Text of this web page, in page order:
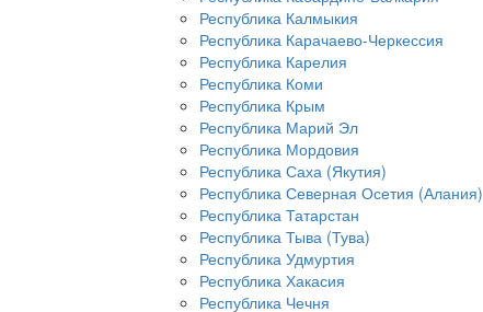
Республика Калмыкия
Республика Карачаево-Черкессия
Республика Карелия
Республика Коми
Республика Крым
Республика Марий Эл
Республика Мордовия
Республика Саха (Якутия)
Республика Северная Осетия (Алания)
Республика Татарстан
Республика Тыва (Тува)
Республика Удмуртия
Республика Хакасия
Республика Чечня